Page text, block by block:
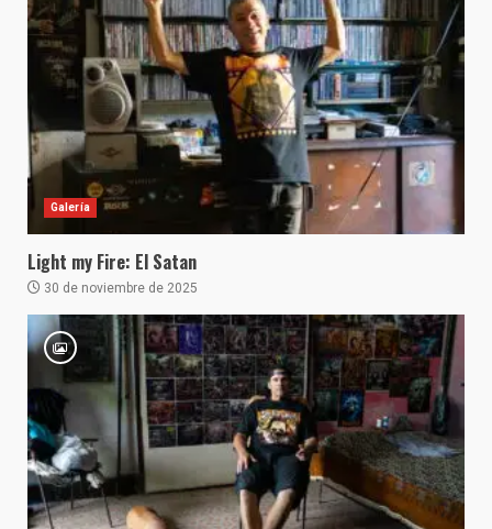
Galería
Light my Fire: El Satan
30 de noviembre de 2025